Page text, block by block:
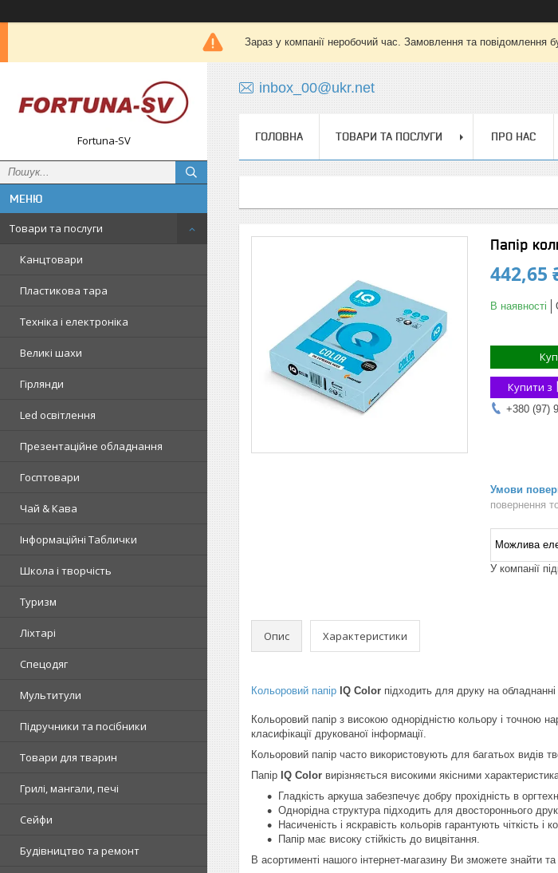
Зараз у компанії неробочий час. Замовлення та повідомлення
Fortuna-SV
Товари та послуги
Канцтовари
Пластикова тара
Техніка і електроніка
Великі шахи
Гірлянди
Led освітлення
Презентаційне обладнання
Госптовари
Чай & Кава
Інформаційні Таблички
Школа і творчість
Туризм
Ліхтарі
Спецодяг
Мультитули
Підручники та посібники
Товари для тварин
Грилі, мангали, печі
Сейфи
Будівництво та ремонт
inbox_00@ukr.net
ГОЛОВНА ТОВАРИ ТА ПОСЛУГИ ПРО НАС
Папір
442,65
В наявності
Купити з
+380 (97)
повернення
У компанії
Опис Характеристики
Кольоровий папір IQ Color підходить для друку на
Кольоровий папір з високою однорідністю кольору і точною
класифікації друкованої інформації.
Кольоровий папір часто використовують для багатьох видів
Папір IQ Color вирізняється високими якісними
Гладкість аркуша забезпечує добру прохідність в
Однорідна структура підходить для двостороннього
Насиченість і яскравість кольорів гарантують чіткість і
Папір має високу стійкість до вицвітання.
В асортименті нашого інтернет-магазину Ви зможете знайти